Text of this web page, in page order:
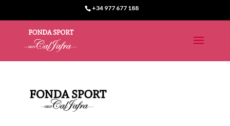
+34 977 677 188